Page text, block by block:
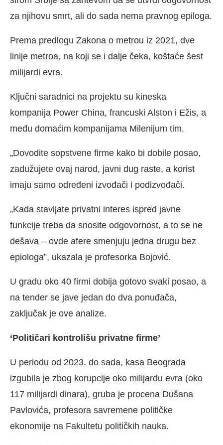
za njihovu smrt, ali do sada nema pravnog epiloga.
Prema predlogu Zakona o metrou iz 2021, dve
linije metroa, na koji se i dalje čeka, koštaće šest
milijardi evra.
Ključni saradnici na projektu su kineska
kompanija Power China, francuski Alston i Ežis, a
među domaćim kompanijama Milenijum tim.
„Dovodite sopstvene firme kako bi dobile posao,
zadužujete ovaj narod, javni dug raste, a korist
imaju samo određeni izvođači i podizvođači.
„Kada stavljate privatni interes ispred javne
funkcije treba da snosite odgovornost, a to se ne
dešava – ovde afere smenjuju jedna drugu bez
epiologa”, ukazala je profesorka Bojović.
U gradu oko 40 firmi dobija gotovo svaki posao, a
na tender se jave jedan do dva ponuđača,
zaključak je ove analize.
‘Političari kontrolišu privatne firme’
U periodu od 2023. do sada, kasa Beograda
izgubila je zbog korupcije oko milijardu evra (oko
117 milijardi dinara), gruba je procena Dušana
Pavlovića, profesora savremene političke
ekonomije na Fakultetu političkih nauka.